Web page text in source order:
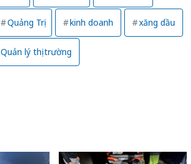
Quảng Trị kinh doanh xăng dầu
Quản lý thị trường